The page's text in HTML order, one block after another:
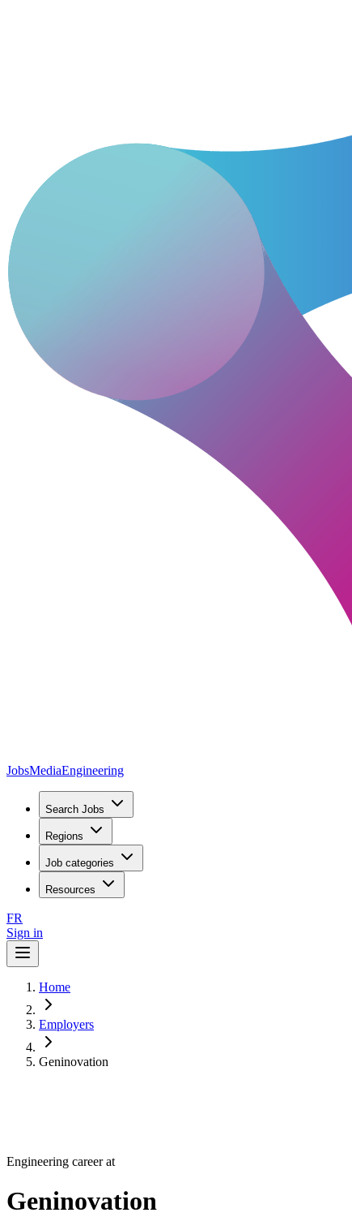
JobsMediaEngineering
Search Jobs
Regions
Job categories
Resources
FR
Sign in
Home
Employers
Geninovation
Engineering career at
Geninovation